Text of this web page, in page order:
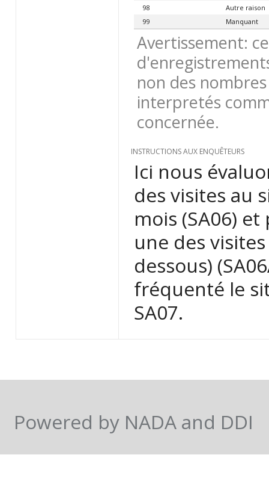
98
Autre raison
99
Manquant
Avertissement:
non des
interpretés
concernée.
INSTRUCTIONS AUX ENQUÊTEURS
Ici nous
des visites au
mois (SA06)
une des
dessous)
fréquenté le
SA07.
Powered by NADA and DDI